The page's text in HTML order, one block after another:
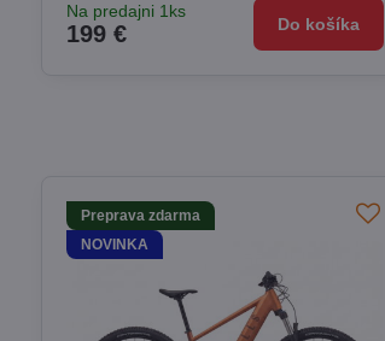
Na predajni 1ks
199 € Do košíka
Preprava zdarma
NOVINKA